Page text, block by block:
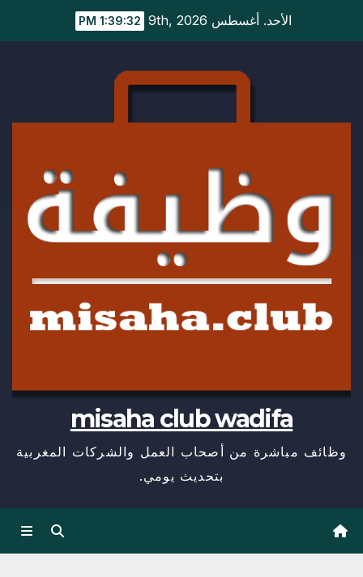
الأحد. أغسطس 9th, 2026 1:39:33 PM
misaha club wadifa
وظائف مباشرة من أصحاب العمل والشركات المغربية
بتحديث يومي.